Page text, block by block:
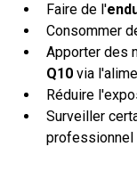
Faire de l'
Consommer
Apporter des
Q10 via
Réduire
Surveiller
professionnel